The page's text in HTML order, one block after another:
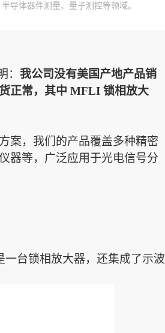
导体器件测量、量子测控等领域。
： 我公司没有美国产地产品销
正常，其中 MFLI 锁相放大
案，我们的产品覆盖多种精密
器等，广泛应用于光电信号分
一台锁相放大器，还集成了示波